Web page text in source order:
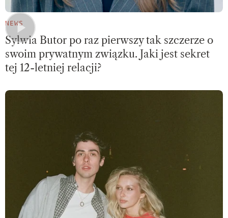
NEWS
Sylwia Butor po raz pierwszy tak szczerze o
swoim prywatnym związku. Jaki jest sekret
tej 12-letniej relacji?